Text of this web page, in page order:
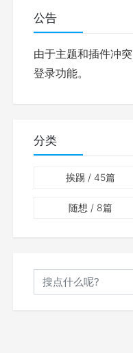
公告
由于主题和插件冲
登录功能。
分类
挨踢 / 45篇
随想 / 8篇